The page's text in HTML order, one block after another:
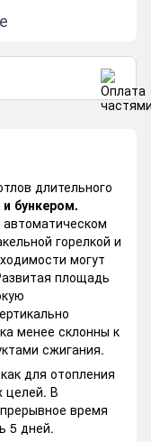
длительного
бункером.
горелкой и
могут
площадь
менее склонны к
сжигания.
для отопления
целей. В
время
5 дней.